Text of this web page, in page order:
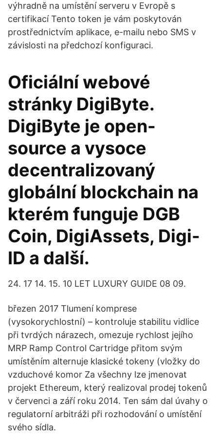
výhradně na umístění serveru v Evropě s
certifikací Tento token je vám poskytován
prostřednictvím aplikace, e-mailu nebo SMS v
závislosti na předchozí konfiguraci.
Oficiální webové
stránky DigiByte.
DigiByte je open-
source a vysoce
decentralizovaný
globální blockchain na
kterém funguje DGB
Coin, DigiAssets, Digi-
ID a další.
24. 17 14. 15. 10 LET LUXURY GUIDE 08 09.
březen 2017 Tlumení komprese
(vysokorychlostní) – kontroluje stabilitu vidlice
při tvrdých nárazech, omezuje rychlost jejího
MRP Ramp Control Cartridge přitom svým
umístěním alternuje klasické tokeny (vložky do
vzduchové komor Za všechny lze jmenovat
projekt Ethereum, který realizoval prodej tokenů
v červenci a září roku 2014. Ten sám dal úvahy o
regulatorní arbitráži při rozhodování o umístění
svého sídla.